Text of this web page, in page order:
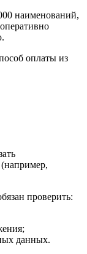
наименований,
оплаты из
проверить:
данных.